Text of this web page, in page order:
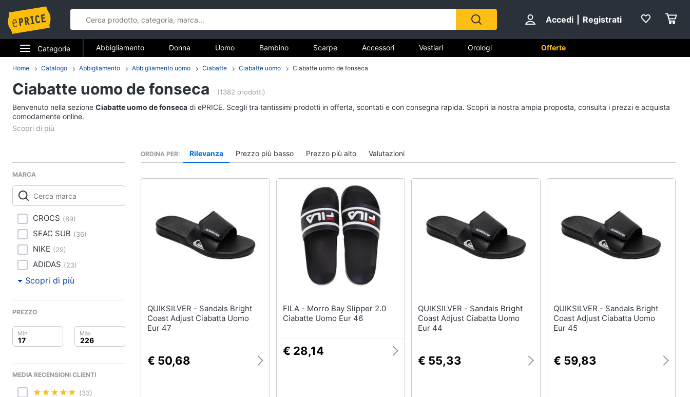
Accedi Registrati
Categorie
Elettrodomestici
Informatica
Telefonia
Smart home
Videogiochi
Audio e musica
Clima
Arredo
Brico e Giardinaggio
Giocattoli
Fotografia
Felpa donna
Vedi tutti
Giacca uomo
Vedi tutti
Copertina neonato
Vedi tutti
Ciabatte
Vedi tutti
Accessori
Sigaretta elettronica
Occhiali da vista
Apple Watch
Anelli
Orecchini
Cavigliera
Abbigliamento Donna Uomo Bambino Scarpe Accessori Vestiari Orologi
Gioielli
Offerte
Home Catalogo Abbigliamento Abbigliamento uomo Ciabatte Ciabatte uomo Ciabatte uomo de fonseca
Ciabatte uomo de fonseca (1382 prodotti)
Benvenuto nella sezione Ciabatte uomo de fonseca di ePRICE. Scegli tra tantissimi prodotti in offerta, scontati e con consegna rapida. Scopri la nostra ampia proposta, consulta i prezzi e acquista
comodamente online.
MARCA
CROCS (89)
SEAC SUB (36)
NIKE (29)
ADIDAS (23)
Scopri di più
PREZZO
MEDIA RECENSIONI CLIENTI
(33)
ORDINA PER Rilevanza Prezzo più basso Prezzo più alto Valutazioni
QUIKSILVER - Sandals Bright
Coast Adjust Ciabatta Uomo
Eur 47
€ 50,68
FILA - Morro Bay Slipper 2.0
Ciabatte Uomo Eur 46
€ 28,14
QUIKSILVER - Sandals Bright
Coast Adjust Ciabatta Uomo
Eur 44
€ 55,33
QUIKSILVER - Sandals Bright
Coast Adjust Ciabatta Uomo
Eur 45
€ 59,83